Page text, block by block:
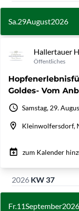
Sa.29August2026
Hallertauer
Öffentliches
Goldes- Vom
Samstag, 29.
Kleinwolfersdorf,
zum Kalender
2026 KW 37
Fr.11September2026